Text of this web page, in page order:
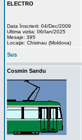
ELECTRO
Data înscrierii: 04/Dec/2009
Ultima vizita: 06/Ian/2025
Mesaje: 395
Locaţie: Chisinau (Moldova)
Sus
Cosmin Sandu